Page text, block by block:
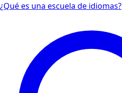
¿Qué es una escuela de idiomas?